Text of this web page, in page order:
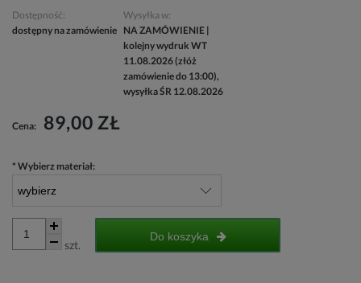
Dostępność:
dostępny na zamówienie
Wysyłka w:
NA ZAMÓWIENIE |
kolejny wydruk WT
11.08.2026 (złóż
zamówienie do 13:00),
wysyłka ŚR 12.08.2026
Cena: 89,00 ZŁ
* Wybierz materiał:
szt.
Do koszyka